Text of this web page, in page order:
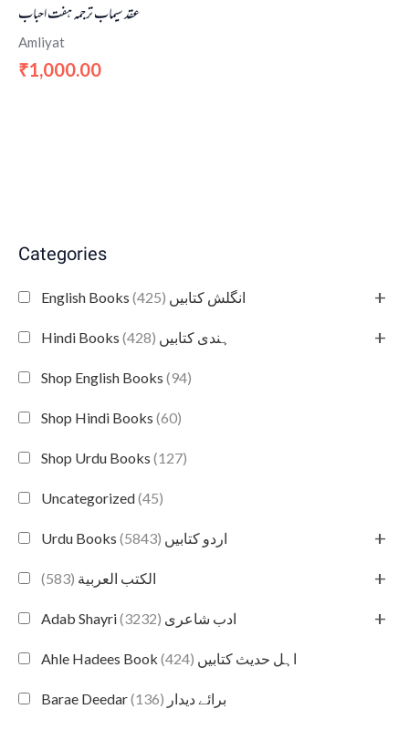
Categories
English Books انگلش کتابیں (425) +
Hindi Books ہندی کتابیں (428) +
Shop English Books (94)
Shop Hindi Books (60)
Shop Urdu Books (127)
Uncategorized(45)
Urdu Books اردو کتابیں (5843) +
الكتب العربية (583) +
Adab Shayri ادب شاعری (3232) +
Ahle Hadees Book اہل حدیث کتابیں (424)
Barae Deedar برائے دیدار (136)
عقد سیماب ترجمہ ہفت احباب
Amliyat
₹1,000.00